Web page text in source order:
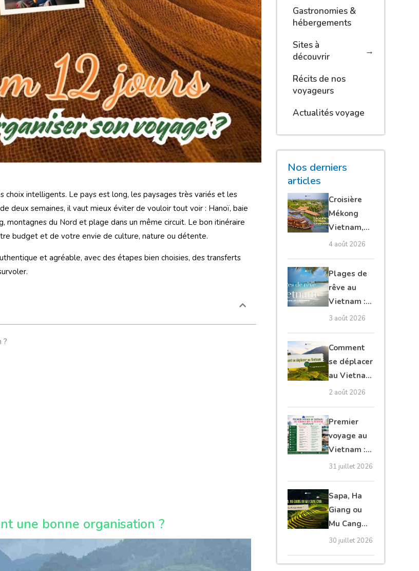
choix intelligents. Le pays est long, les paysages très variés et les
deux semaines, il vaut mieux éviter de vouloir tout voir : Hanoï, baie
montagnes du Nord et plage dans un même circuit. Le bon itinéraire
budget et de votre envie de culture, nature ou détente.
et agréable, avec des étapes bien choisies, des transferts
?
une bonne organisation ?
Gastronomies &
hébergements
Sites à
découvrir
Récits de nos
voyageurs
Actualités voyage
Nos derniers
articles
Croisière
Mékong
Vietnam,
Cambodge
guide
complet
4 août 2026
Plages de
rêve au
Vietnam :
les plus
découvrir
3 août 2026
Comment
se déplacer
au Vietnam
: transports
2 août 2026
Premier
voyage au
Vietnam :
20 erreurs à
absolument
31 juillet 2026
Sapa, Ha
Giang ou
Mu Cang
Chai :
étape
30 juillet 2026